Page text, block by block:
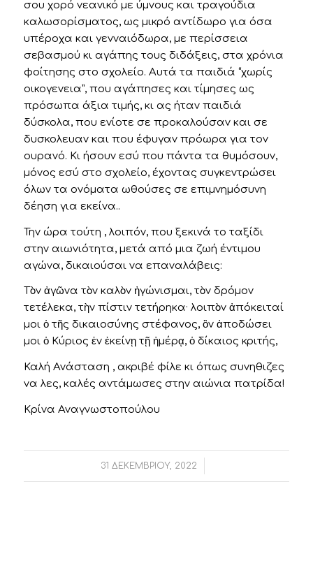
σου χορό νεανικό με ύμνους και τραγούδια
καλωσορίσματος, ως μικρό αντίδωρο για όσα
υπέροχα και γενναιόδωρα, με περίσσεια
σεβασμού κι αγάπης τους διδάξεις, στα χρόνια
φοίτησης στο σχολείο. Αυτά τα παιδιά “χωρίς
οικογενεια”, που αγάπησες και τίμησες ως
πρόσωπα άξια τιμής, κι ας ήταν παιδιά
δύσκολα, που ενίοτε σε προκαλούσαν και σε
δυσκολευαν και που έφυγαν πρόωρα για τον
ουρανό. Κι ήσουν εσύ που πάντα τα θυμόσουν,
μόνος εσύ στο σχολείο, έχοντας συγκεντρώσει
όλων τα ονόματα ωθούσες σε επιμνημόσυνη
δέηση για εκείνα..
Την ώρα τούτη , λοιπόν, που ξεκινά το ταξίδι
στην αιωνιότητα, μετά από μια ζωή έντιμου
αγώνα, δικαιούσαι να επαναλάβεις:
Τὸν ἀγῶνα τὸν καλὸν ἠγώνισμαι, τὸν δρόμον
τετέλεκα, τὴν πίστιν τετήρηκα· λοιπὸν ἀπόκειταί
μοι ὁ τῆς δικαιοσύνης στέφανος, ὃν ἀποδώσει
μοι ὁ Κύριος ἐν ἐκείνῃ τῇ ἡμέρᾳ, ὁ δίκαιος κριτής,
Καλή Ανάσταση , ακριβέ φίλε κι όπως συνηθιζες
να λες, καλές αντάμωσες στην αιώνια πατρίδα!
Κρίνα Αναγνωστοπούλου
31 ΔΕΚΕΜΒΡΊΟΥ, 2022
/